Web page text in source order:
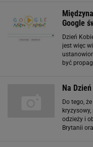
Google
Dzień
jest więc
być
Na
Do tego,
odzieży i
Brytanii